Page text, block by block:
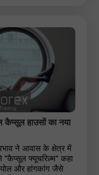
हाउसों का नया
ने आवास के क्षेत्र में
फ्यूचरिज़्म" कहा
और हांगकांग जैसे